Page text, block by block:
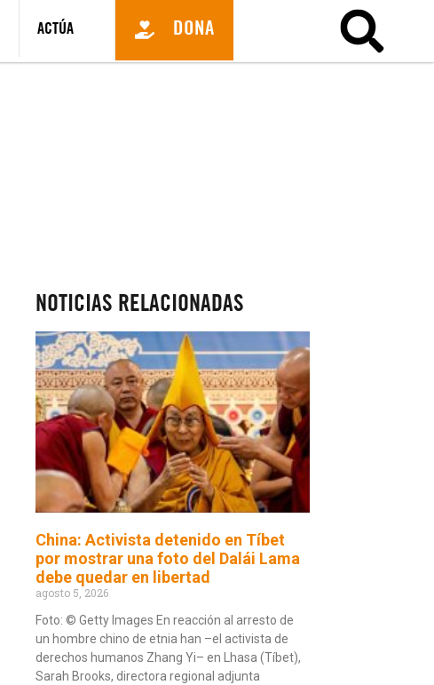
ACTÚA DONA
NOTICIAS RELACIONADAS
China: Activista detenido en Tíbet
por mostrar una foto del Dalái Lama
debe quedar en libertad
agosto 5, 2026
Foto: © Getty Images En reacción al arresto de
un hombre chino de etnia han –el activista de
derechos humanos Zhang Yi– en Lhasa (Tíbet),
Sarah Brooks, directora regional adjunta